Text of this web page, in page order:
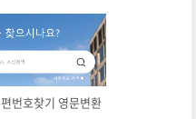
번호찾기 영문변환